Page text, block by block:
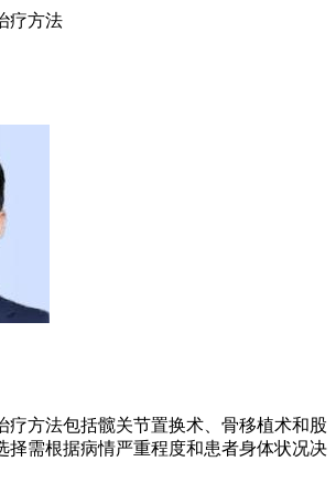
疗方法
疗方法包括髋关节置换术、骨移植术和股
择需根据病情严重程度和患者身体状况决